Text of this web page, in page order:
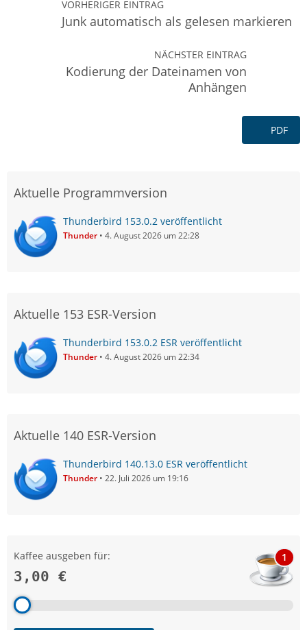
VORHERIGER EINTRAG
Junk automatisch als gelesen markieren
NÄCHSTER EINTRAG
Kodierung der Dateinamen von
Anhängen
PDF
Aktuelle Programmversion
Thunderbird 153.0.2 veröffentlicht
Thunder 4. August 2026 um 22:28
Aktuelle 153 ESR-Version
Thunderbird 153.0.2 ESR veröffentlicht
Thunder 4. August 2026 um 22:34
Aktuelle 140 ESR-Version
Thunderbird 140.13.0 ESR veröffentlicht
Thunder 22. Juli 2026 um 19:16
Kaffee ausgeben für:
3,00 €
1